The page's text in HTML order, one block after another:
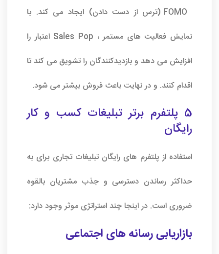
FOMO (ترس از دست دادن) ایجاد می کند. با
نمایش فعالیت های مستمر ، Sales Pop اعتبار را
افزایش می دهد و بازدیدکنندگان را تشویق می کند تا
اقدام کنند. و در نهایت باعث فروش بیشتر می شود.
5 پلتفرم برتر تبلیغات کسب و کار
رایگان
استفاده از پلتفرم های رایگان تبلیغات تجاری برای به
حداکثر رساندن دسترسی و جذب مشتریان بالقوه
ضروری است. در اینجا چند استراتژی موثر وجود دارد:
بازاریابی رسانه های اجتماعی